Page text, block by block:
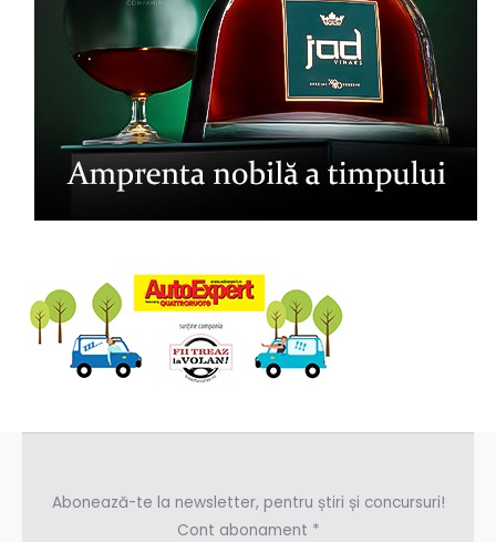
Abonează-te la newsletter, pentru știri și concursuri!
Cont abonament *